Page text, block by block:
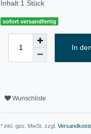
Inhalt 1 Stück
sofort versandfertig
In
Wunschliste
* inkl. ges. MwSt. zzgl.